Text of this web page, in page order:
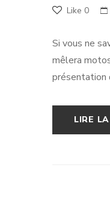
Like 0
Si vous ne
mêlera
présentation
LIRE